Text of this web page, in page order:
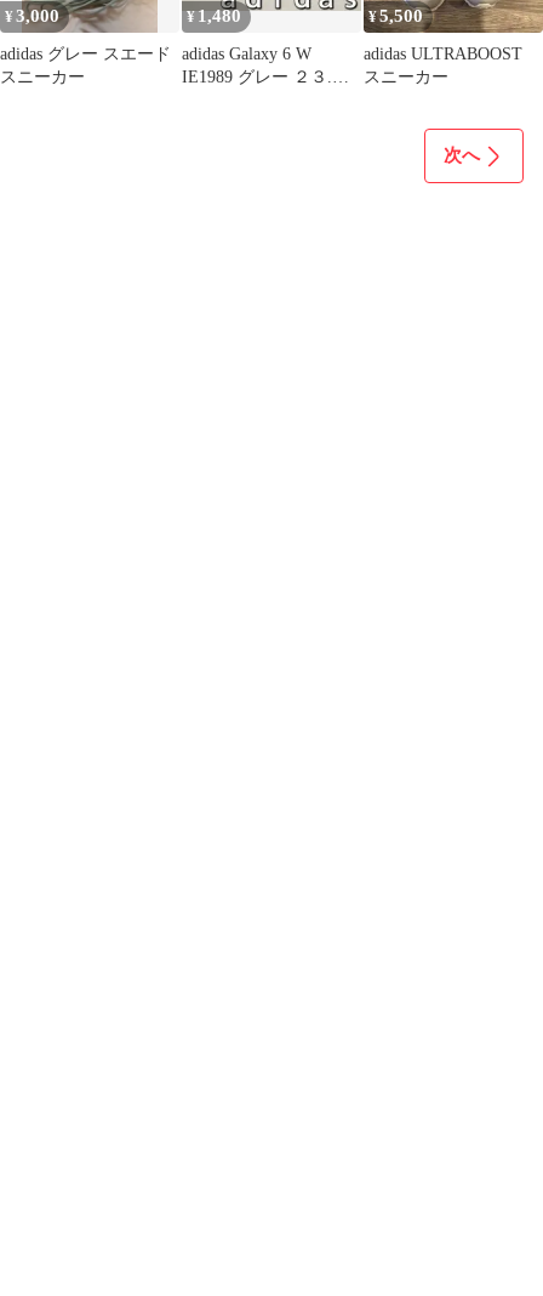
¥3,000
adidas グレー スエード
スニーカー
¥1,480
adidas Galaxy 6 W
IE1989 グレー ２３.５
¥5,500
adidas ULTRABOOST
スニーカー
次へ